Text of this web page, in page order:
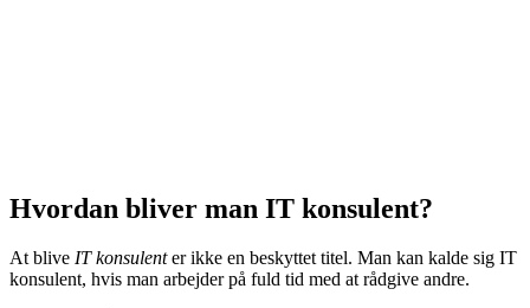
Hvordan bliver man IT konsulent?
At blive IT konsulenter ikke en beskyttet titel. Man kan kalde sig IT
konsulent, hvis man arbejder på fuld tid med at rådgive andre.